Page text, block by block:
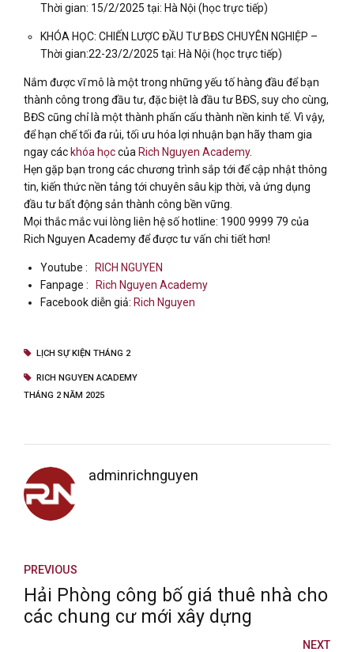
Thời gian: 15/2/2025 tại: Hà Nội (học trực tiếp)
KHÓA HỌC: CHIẾN LƯỢC ĐẦU TƯ BĐS CHUYÊN NGHIỆP –
Thời gian:22-23/2/2025 tại: Hà Nội (học trực tiếp)
Nắm được vĩ mô là một trong những yếu tố hàng đầu để bạn
thành công trong đầu tư, đặc biệt là đầu tư BĐS, suy cho cùng,
BĐS cũng chỉ là một thành phấn cấu thành nền kinh tế. Vì vậy,
để hạn chế tối đa rủi, tối ưu hóa lợi nhuận bạn hãy tham gia
ngay các khóa họccủa Rich Nguyen Academy.
Hẹn gặp bạn trong các chương trình sắp tới để cập nhật thông
tin, kiến thức nền tảng tới chuyên sâu kịp thời, và ứng dụng
đầu tư bất động sản thành công bền vững.
Mọi thắc mắc vui lòng liên hệ số hotline: 1900 9999 79 của
Rich Nguyen Academy để được tư vấn chi tiết hơn!
Youtube :
RICH NGUYEN
Fanpage :
Rich Nguyen Academy
Facebook diễn giả: Rich Nguyen
LỊCH SỰ KIỆN THÁNG 2
RICH NGUYEN ACADEMY
THÁNG 2 NĂM 2025
adminrichnguyen
PREVIOUS
Hải Phòng công bố giá thuê nhà cho
các chung cư mới xây dựng
NEXT